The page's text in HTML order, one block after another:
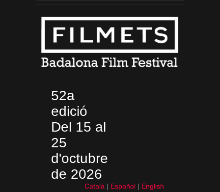
52a
edició
Del 15 al
25
d'octubre
de 2026
Català Español English